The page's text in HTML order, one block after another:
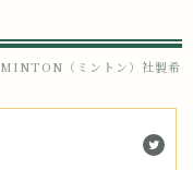
MINTON（ミントン）社製希